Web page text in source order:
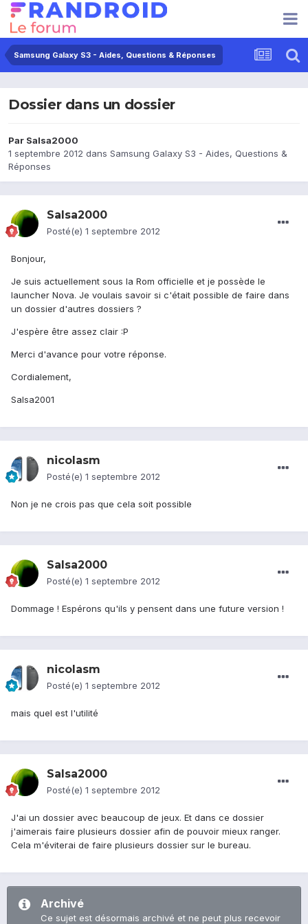
Samsung Galaxy S3 - Aides, Questions & Réponses
Dossier dans un dossier
Par Salsa2000
1 septembre 2012 dans Samsung Galaxy S3 - Aides, Questions &
Réponses
Salsa2000
Posté(e) 1 septembre 2012
Bonjour,
Je suis actuellement sous la Rom officielle et je possède le
launcher Nova. Je voulais savoir si c'était possible de faire dans
un dossier d'autres dossiers ?
J'espère être assez clair :P
Merci d'avance pour votre réponse.
Cordialement,
Salsa2001
nicolasm
Posté(e) 1 septembre 2012
Non je ne crois pas que cela soit possible
Salsa2000
Posté(e) 1 septembre 2012
Dommage ! Espérons qu'ils y pensent dans une future version !
nicolasm
Posté(e) 1 septembre 2012
mais quel est l'utilité
Salsa2000
Posté(e) 1 septembre 2012
J'ai un dossier avec beaucoup de jeux. Et dans ce dossier
j'aimerais faire plusieurs dossier afin de pouvoir mieux ranger.
Cela m'éviterai de faire plusieurs dossier sur le bureau.
Archivé
Ce sujet est désormais archivé et ne peut plus recevoir